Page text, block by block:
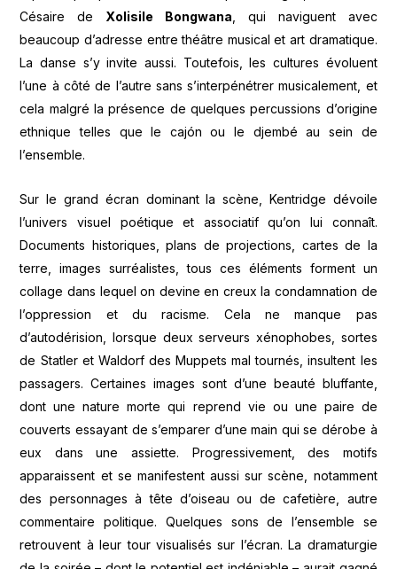
Césaire de Xolisile Bongwana , qui naviguent avec
beaucoup d’adresse entre théâtre musical et art dramatique.
La danse s’y invite aussi. Toutefois, les cultures évoluent
l’une à côté de l’autre sans s’interpénétrer musicalement, et
cela malgré la présence de quelques percussions d’origine
ethnique telles que le cajón ou le djembé au sein de
l’ensemble.
Sur le grand écran dominant la scène, Kentridge dévoile
l’univers visuel poétique et associatif qu’on lui connaît.
Documents historiques, plans de projections, cartes de la
terre, images surréalistes, tous ces éléments forment un
collage dans lequel on devine en creux la condamnation de
l’oppression et du racisme. Cela ne manque pas
d’autodérision, lorsque deux serveurs xénophobes, sortes
de Statler et Waldorf des Muppets mal tournés, insultent les
passagers. Certaines images sont d’une beauté bluffante,
dont une nature morte qui reprend vie ou une paire de
couverts essayant de s’emparer d’une main qui se dérobe à
eux dans une assiette. Progressivement, des motifs
apparaissent et se manifestent aussi sur scène, notamment
des personnages à tête d’oiseau ou de cafetière, autre
commentaire politique. Quelques sons de l’ensemble se
retrouvent à leur tour visualisés sur l’écran. La dramaturgie